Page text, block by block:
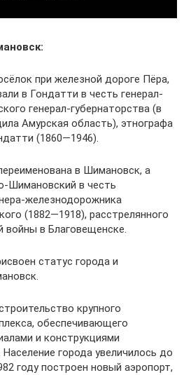
при железной дороге Пёра,
в Гондатти в честь генерал-
генерал-губернаторства (в
Амурская область), этнографа
(1860—1946).
в Шимановск, а
Шимановский в честь
железнодорожника
(1882—1918), расстрелянного
войны в Благовещенске.
статус города и
крупного
обеспечивающего
и конструкциями
города увеличилось до
году построен новый аэропорт,